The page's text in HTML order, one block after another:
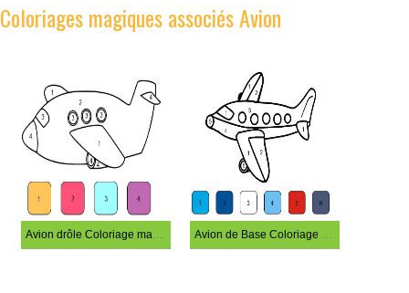
Coloriages magiques associés Avion
Avion drôle Coloriage magique Avion de Base Coloriage Magique